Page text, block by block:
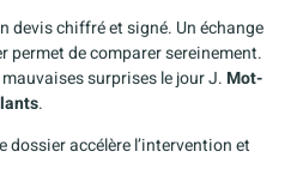
devis chiffré et signé. Un échange
permet de comparer sereinement.
surprises le jour J.Mot-
.
dossier accélère l’intervention et